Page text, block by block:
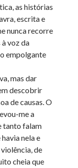
as histórias
escrita e
nunca recorre
voz da
empolgante
mas dar
descobrir
de causas. O
me a
tanto falam
nela e
de
cheia que